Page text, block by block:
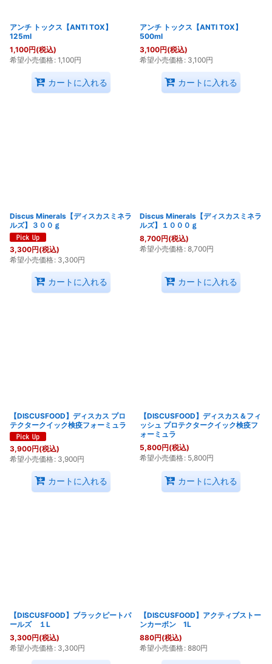
アンチ トックス【ANTI TOX】
125ml
1,100円(税込)
希望小売価格: 1,100円
カートに入れる
アンチ トックス【ANTI TOX】
500ml
3,100円(税込)
希望小売価格: 3,100円
カートに入れる
Discus Minerals【ディスカスミネラ
ルズ】３００ｇ
3,300円(税込)
希望小売価格: 3,300円
カートに入れる
Discus Minerals【ディスカスミネラ
ルズ】１０００ｇ
8,700円(税込)
希望小売価格: 8,700円
カートに入れる
【DISCUSFOOD】ディスカス プロ
テクタークイック検疫フォーミュラ
3,900円(税込)
希望小売価格: 3,900円
カートに入れる
【DISCUSFOOD】ディスカス＆フィ
ッシュ プロテクタークイック検疫フ
ォーミュラ
5,800円(税込)
希望小売価格: 5,800円
カートに入れる
【DISCUSFOOD】ブラックピートパ
ールズ １L
3,300円(税込)
希望小売価格: 3,300円
【DISCUSFOOD】アクティブストー
ンカーボン 1L
880円(税込)
希望小売価格: 880円